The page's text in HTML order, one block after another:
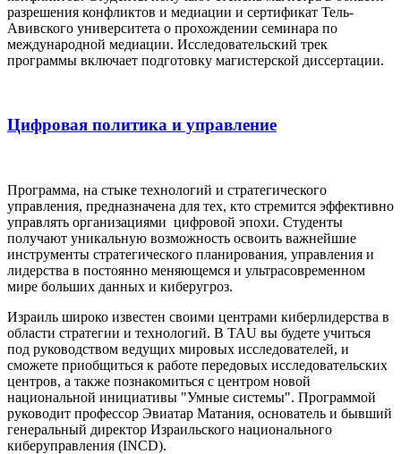
разрешения конфликтов и медиации и сертификат Тель-
Авивского университета о прохождении семинара по
международной медиации. Исследовательский трек
программы включает подготовку магистерской диссертации.
Цифровая политика и управление
Программа, на стыке технологий и стратегического
управления, предназначена для тех, кто стремится эффективно
управлять организациями цифровой эпохи. Студенты
получают уникальную возможность освоить важнейшие
инструменты стратегического планирования, управления и
лидерства в постоянно меняющемся и ультрасовременном
мире больших данных и киберугроз.
Израиль широко известен своими центрами киберлидерства в
области стратегии и технологий. В TAU вы будете учиться
под руководством ведущих мировых исследователей, и
сможете приобщиться к работе передовых исследовательских
центров, а также познакомиться с центром новой
национальной инициативы "Умные системы". Программой
руководит профессор Эвиатар Матания, основатель и бывший
генеральный директор Израильского национального
киберуправления (INCD).